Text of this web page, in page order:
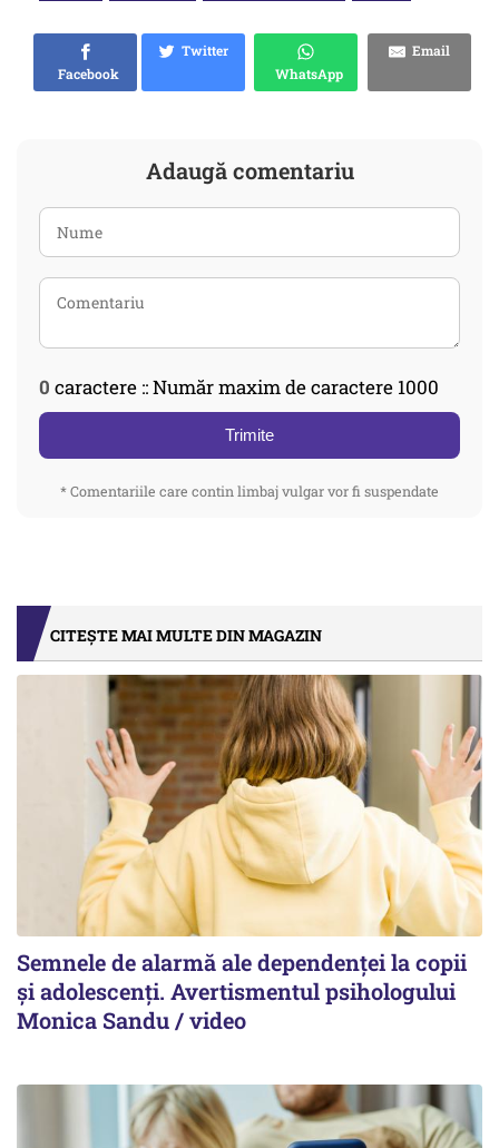
Facebook
Twitter
WhatsApp
Email
Adaugă comentariu
0 caractere :: Număr maxim de caractere 1000
Trimite
* Comentariile care contin limbaj vulgar vor fi suspendate
CITEȘTE MAI MULTE DIN MAGAZIN
Semnele de alarmă ale dependenței la copii
și adolescenți. Avertismentul psihologului
Monica Sandu / video